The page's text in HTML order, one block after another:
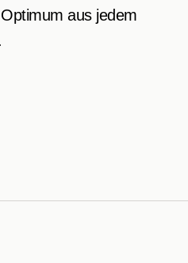
aus jedem